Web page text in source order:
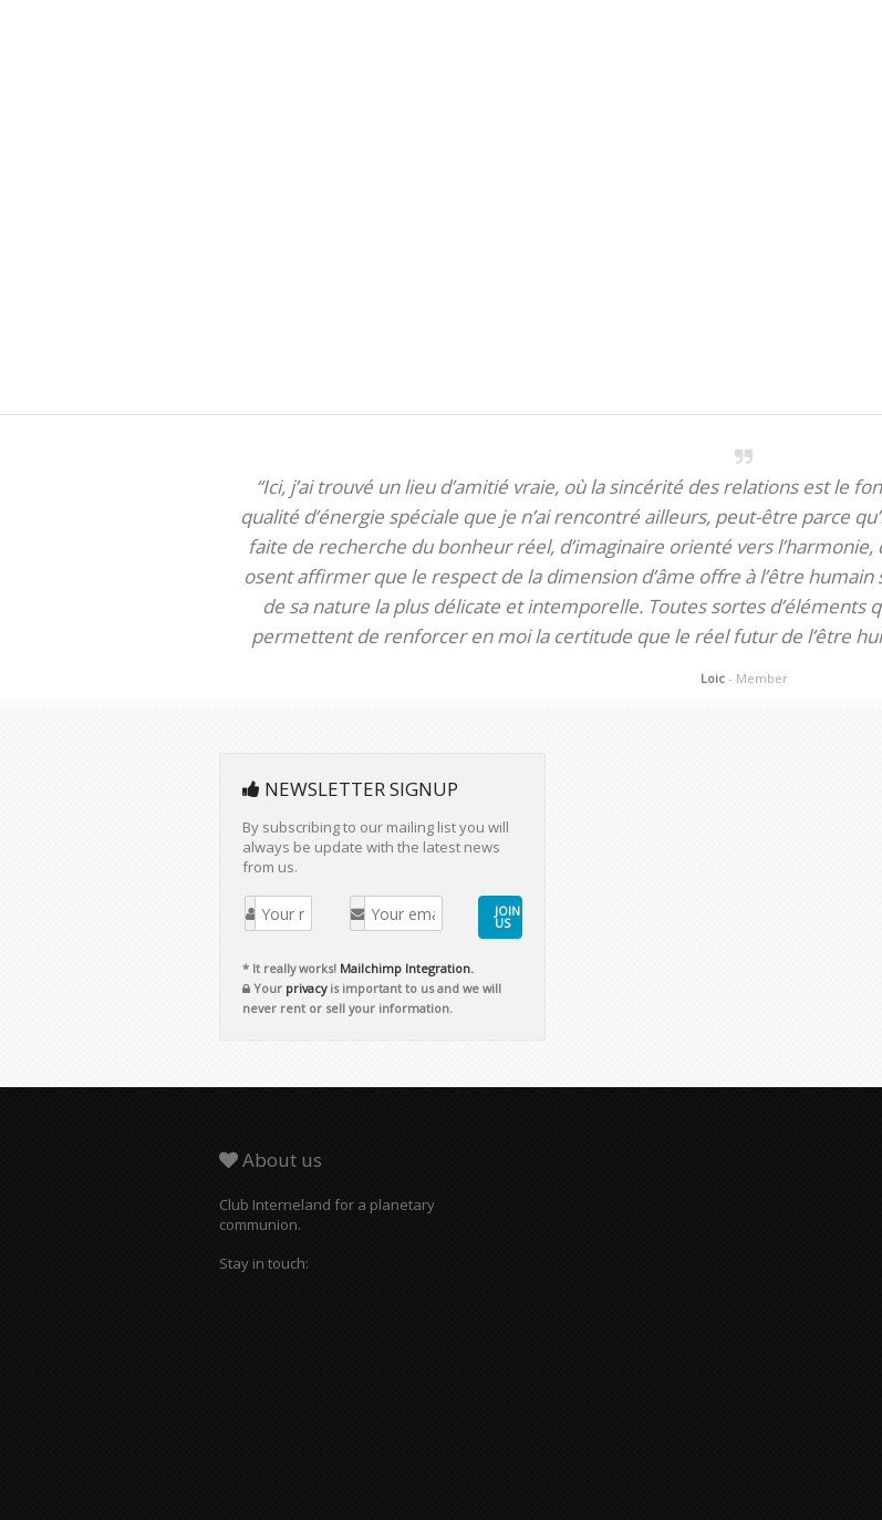
“Ici, j’ai trouvé un lieu d’amitié vraie, où la sincérité des relations est le
qualité d’énergie spéciale que je n’ai rencontré ailleurs, peut-être parce
faite de recherche du bonheur réel, d’imaginaire orienté vers
osent affirmer que le respect de la dimension d’âme offre à l’être humain
de sa nature la plus délicate et intemporelle. Toutes sortes d’éléments
permettent de renforcer en moi la certitude que le réel futur de l’être
Loic - Member
NEWSLETTER SIGNUP
By subscribing to our mailing list you will
always be update with the latest news
from us.
JOIN
US
* It really works! Mailchimp Integration.
Your privacyis important to us and we will
never rent or sell your information.
About us
Club Interneland for a planetary
communion.
Stay in touch: